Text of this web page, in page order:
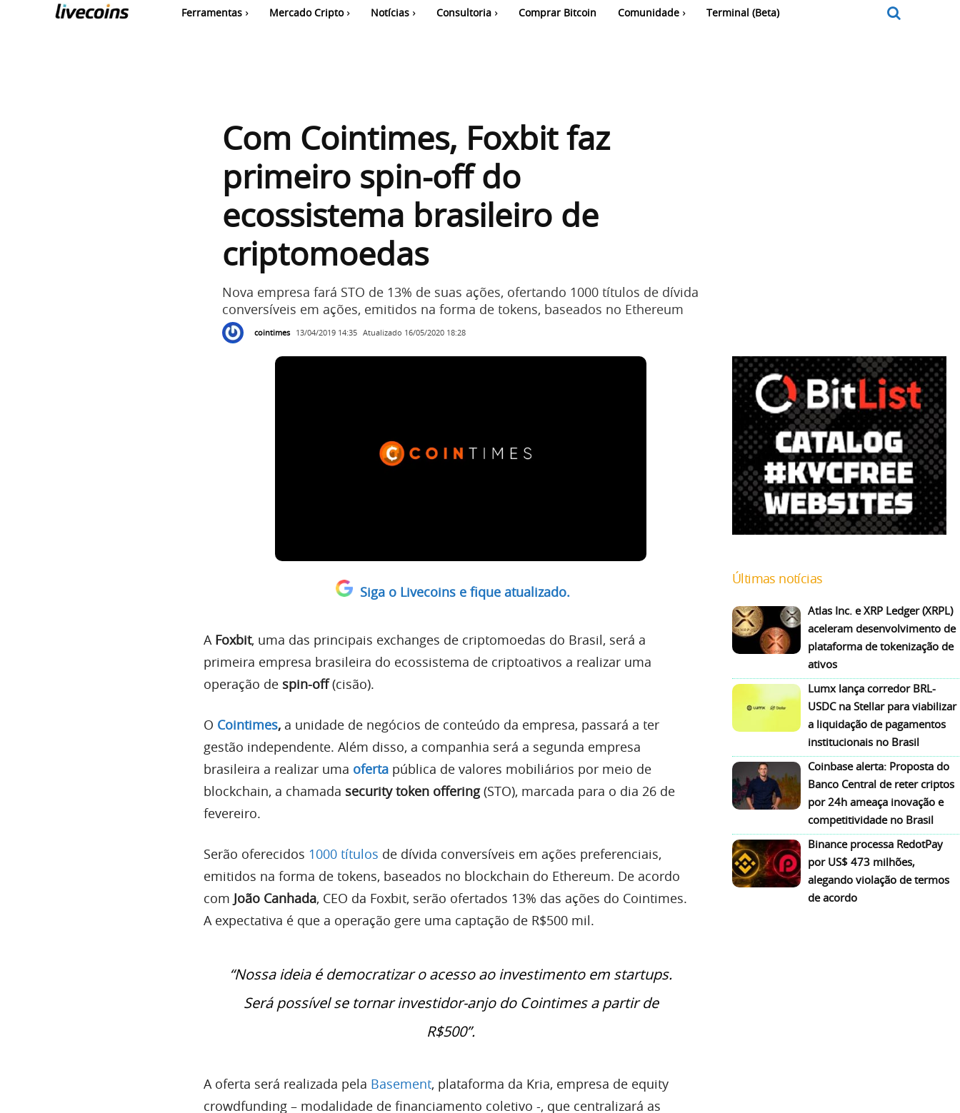
Ferramentas Mercado Cripto Notícias Consultoria Comprar Bitcoin Comunidade Terminal (Beta)
Com Cointimes, Foxbit faz
primeiro spin-off do
ecossistema brasileiro de
criptomoedas
Nova empresa fará STO de 13% de suas ações, ofertando 1000 títulos de dívida
conversíveis em ações, emitidos na forma de tokens, baseados no Ethereum
cointimes 13/04/2019 14:35 Atualizado 16/05/2020 18:28
Siga o Livecoins e fique atualizado.
A Foxbit, uma das principais exchanges de criptomoedas do Brasil, será a
primeira empresa brasileira do ecossistema de criptoativos a realizar uma
operação de spin-off(cisão).
O Cointimes, a unidade de negócios de conteúdo da empresa, passará a ter
gestão independente. Além disso, a companhia será a segunda empresa
brasileira a realizar uma oferta pública de valores mobiliários por meio de
blockchain, a chamada security token offering(STO), marcada para o dia 26 de
fevereiro.
Serão oferecidos 1000 títulos de dívida conversíveis em ações preferenciais,
emitidos na forma de tokens, baseados no blockchain do Ethereum. De acordo
com João Canhada, CEO da Foxbit, serão ofertados 13% das ações do Cointimes.
A expectativa é que a operação gere uma captação de R$500 mil.
“Nossa ideia é democratizar o acesso ao investimento em startups.
Será possível se tornar investidor-anjo do Cointimes a partir de
R$500”.
A oferta será realizada pela Basement, plataforma da Kria, empresa de equity
crowdfunding – modalidade de financiamento coletivo -, que centralizará as
Últimas notícias
Atlas Inc. e XRP Ledger (XRPL)
aceleram desenvolvimento de
plataforma de tokenização de
ativos
Lumx lança corredor BRL-
USDC na Stellar para viabilizar
a liquidação de pagamentos
institucionais no Brasil
Coinbase alerta: Proposta do
Banco Central de reter criptos
por 24h ameaça inovação e
competitividade no Brasil
Binance processa RedotPay
por US$ 473 milhões,
alegando violação de termos
de acordo